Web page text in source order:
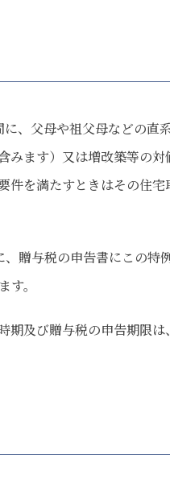
、父母や祖父母などの直
みます）又は増改築等の対
件を満たすときはその住宅
贈与税の申告書にこの特
。
期及び贈与税の申告期限は